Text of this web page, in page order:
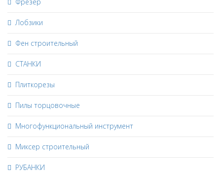
Лобзики
Фен строительный
СТАНКИ
Плиткорезы
Пилы торцовочные
Многофункциональный инструмент
Миксер строительный
РУБАНКИ